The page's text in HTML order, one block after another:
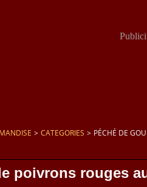
> CATEGORIES > PÉCHÉ DE
poivrons rouges